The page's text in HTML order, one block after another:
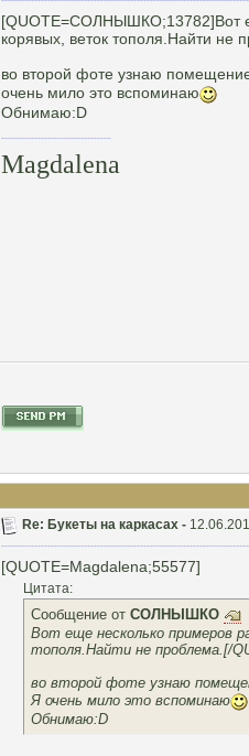
[QUOTE=СОЛНЫШКО;13782]Вот
корявых, веток тополя.Найти не
во второй фоте узнаю
очень мило это вспоминаю
Обнимаю:D
Magdalena
Re: Букеты на каркасах -
[QUOTE=Magdalena;55577]
Цитата:
Сообщение от СОЛНЫШКО
Вот еще несколько примеров
тополя.Найти не проблема.[/
во второй фоте узнаю
Я очень мило это вспоминаю
Обнимаю:D